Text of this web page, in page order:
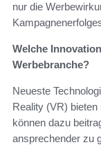
nur die
Welche
Werbebranche?
Neueste
Reality (VR)
können dazu
ansprechender zu